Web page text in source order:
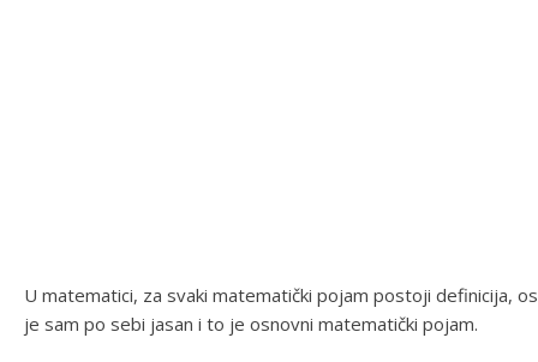
U matematici, za svaki matematički pojam postoji definicija,
je sam po sebi jasan i to je osnovni matematički pojam.